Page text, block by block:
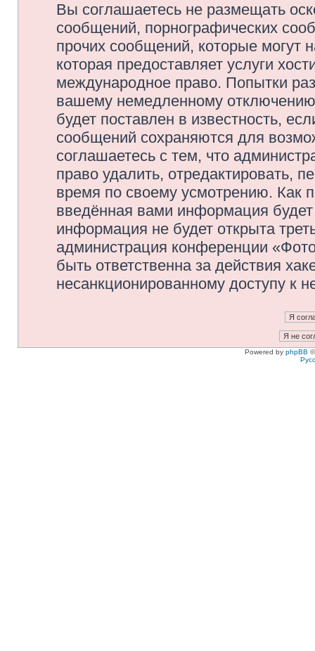
Вы соглашаетесь не размещать
сообщений, порнографических
прочих сообщений, которые могут
которая предоставляет услуги
международное право. Попытки
вашему немедленному
будет поставлен в известность,
сообщений сохраняются для
соглашаетесь с тем, что
право удалить, отредактировать,
время по своему усмотрению. Как
введённая вами информация
информация не будет открыта
администрация конференции
быть ответственна за действия
несанкционированному доступу к
Powered by phpBB